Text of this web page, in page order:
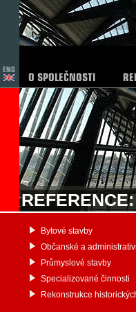
Bytové stavby
Občanské a
Průmyslové stavby
Specializované činnosti
Rekonstrukce